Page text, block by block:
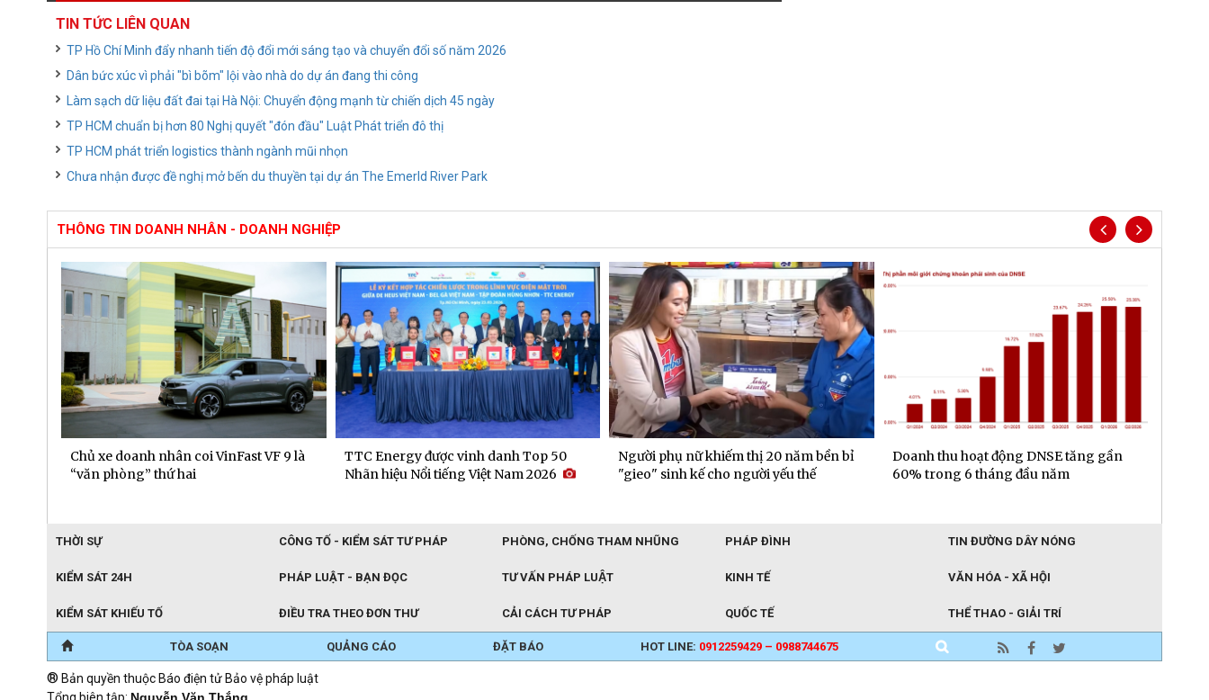
TIN TỨC LIÊN QUAN
TP Hồ Chí Minh đẩy nhanh tiến độ đổi mới sáng tạo và chuyển đổi số năm 2026
Dân bức xúc vì phải "bì bõm" lội vào nhà do dự án đang thi công
Làm sạch dữ liệu đất đai tại Hà Nội: Chuyển động mạnh từ chiến dịch 45 ngày
TP HCM chuẩn bị hơn 80 Nghị quyết "đón đầu" Luật Phát triển đô thị
TP HCM phát triển logistics thành ngành mũi nhọn
Chưa nhận được đề nghị mở bến du thuyền tại dự án The Emerld River Park
THÔNG TIN DOANH NHÂN - DOANH NGHIỆP
Chủ xe doanh nhân coi VinFast VF 9 là
“văn phòng” thứ hai
TTC Energy được vinh danh Top 50
Nhãn hiệu Nổi tiếng Việt Nam 2026
Người phụ nữ khiếm thị 20 năm bền bỉ
"gieo" sinh kế cho người yếu thế
Doanh thu hoạt động DNSE tăng gần
60% trong 6 tháng đầu năm
THỜI SỰ CÔNG TỐ - KIỂM SÁT TƯ PHÁP PHÒNG, CHỐNG THAM NHŨNG PHÁP ĐÌNH TIN ĐƯỜNG DÂY NÓNG
KIỂM SÁT 24H PHÁP LUẬT - BẠN ĐỌC TƯ VẤN PHÁP LUẬT KINH TẾ VĂN HÓA - XÃ HỘI
KIỂM SÁT KHIẾU TỐ ĐIỀU TRA THEO ĐƠN THƯ CẢI CÁCH TƯ PHÁP QUỐC TẾ THỂ THAO - GIẢI TRÍ
TÒA SOẠN QUẢNG CÁO ĐẶT BÁO HOT LINE: 0912259429 – 0988744675
® Bản quyền thuộc Báo điện tử Bảo vệ pháp luật